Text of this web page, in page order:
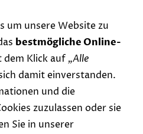
um unsere Website zu
bestmögliche Online-
Klick auf „Alle
damit einverstanden.
und die
zuzulassen oder sie
Sie in unserer